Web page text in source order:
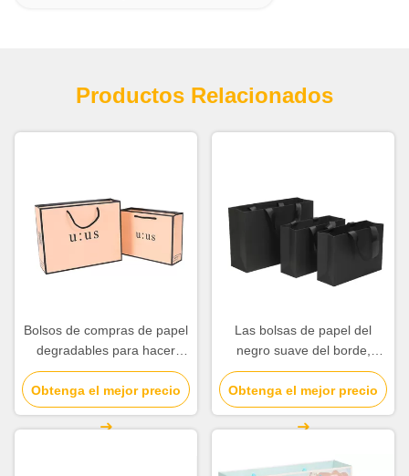
Productos Relacionados
Bolsos de compras de papel
degradables para hacer
publicidad/promoción/ultramarinos
Obtenga el mejor precio
Las bolsas de papel del
negro suave del borde,
regalo reciclado
empaquetan la diversa
forma disponible
Obtenga el mejor precio